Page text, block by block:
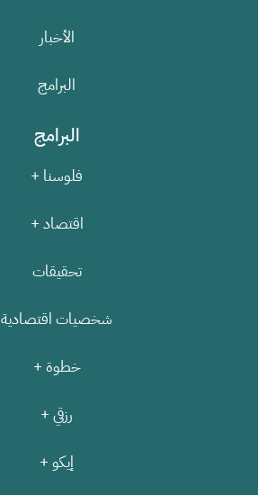
الأخبار
البرامج
البرامج
فلوسنا +
اقتصاد +
تحقيقات
شخصيات اقتصادية
خطوة +
رزقي +
إيكو +